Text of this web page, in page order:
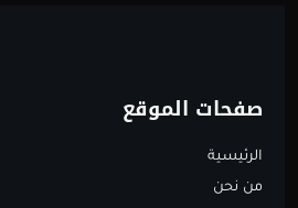
صفحات الموقع
الرئيسية
من نحن